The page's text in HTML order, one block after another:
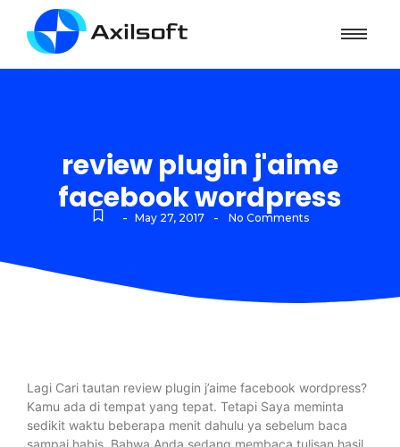
review plugin j'aime
facebook wordpress
- May 27, 2017 - No Comments
Lagi Cari tautan review plugin j’aime facebook wordpress?
Kamu ada di tempat yang tepat. Tetapi Saya meminta
sedikit waktu beberapa menit dahulu ya sebelum baca
sampai habis. Bahwa Anda sedang membaca tulisan hasil